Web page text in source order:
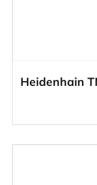
Heidenhain